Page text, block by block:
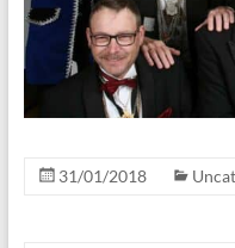
31/01/2018